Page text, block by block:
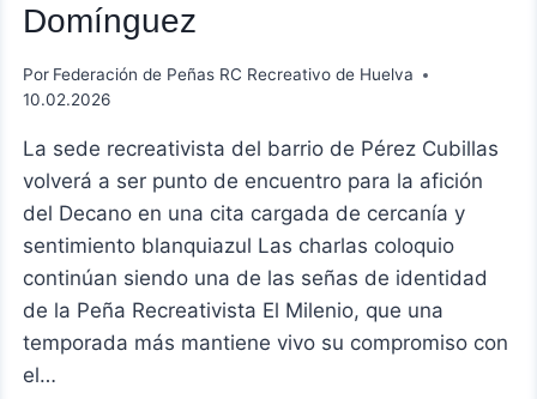
Domínguez
Por Federación de Peñas RC Recreativo de Huelva
10.02.2026
La sede recreativista del barrio de Pérez Cubillas
volverá a ser punto de encuentro para la afición
del Decano en una cita cargada de cercanía y
sentimiento blanquiazul Las charlas coloquio
continúan siendo una de las señas de identidad
de la Peña Recreativista El Milenio, que una
temporada más mantiene vivo su compromiso con
el…